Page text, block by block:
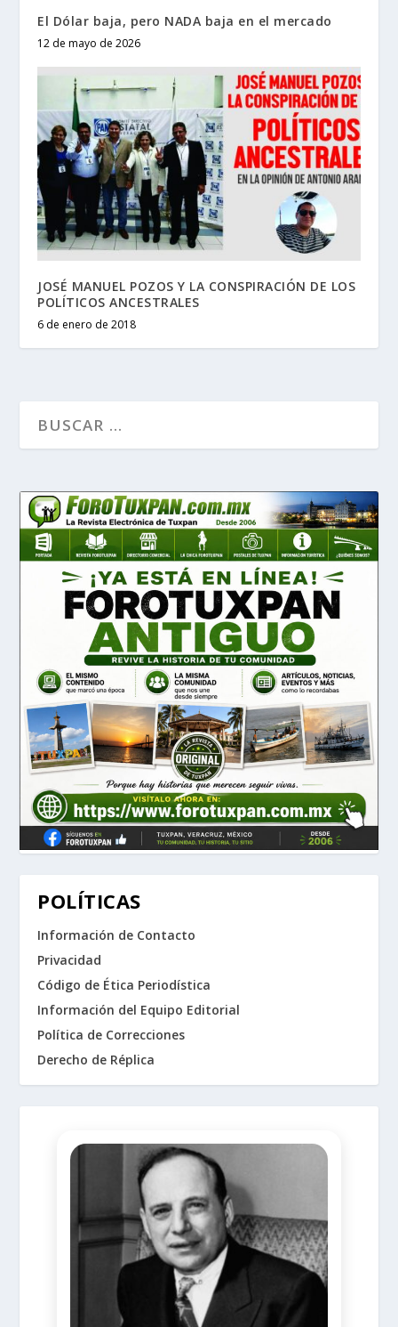
El Dólar baja, pero NADA baja en el mercado
12 de mayo de 2026
JOSÉ MANUEL POZOS Y LA CONSPIRACIÓN DE LOS
POLÍTICOS ANCESTRALES
6 de enero de 2018
POLÍTICAS
Información de Contacto
Privacidad
Código de Ética Periodística
Información del Equipo Editorial
Política de Correcciones
Derecho de Réplica